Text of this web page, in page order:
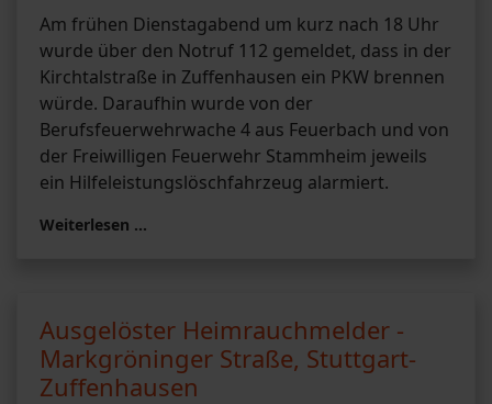
Am frühen Dienstagabend um kurz nach 18 Uhr
wurde über den Notruf 112 gemeldet, dass in der
Kirchtalstraße in Zuffenhausen ein PKW brennen
würde. Daraufhin wurde von der
Berufsfeuerwehrwache 4 aus Feuerbach und von
der Freiwilligen Feuerwehr Stammheim jeweils
ein Hilfeleistungslöschfahrzeug alarmiert.
Weiterlesen …
Ausgelöster Heimrauchmelder -
Markgröninger Straße, Stuttgart-
Zuffenhausen